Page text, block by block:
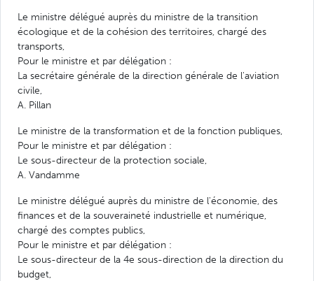
Le ministre délégué auprès du ministre de la transition
écologique et de la cohésion des territoires, chargé des
transports,
Pour le ministre et par délégation :
La secrétaire générale de la direction générale de l'aviation
civile,
A. Pillan
Le ministre de la transformation et de la fonction publiques,
Pour le ministre et par délégation :
Le sous-directeur de la protection sociale,
A. Vandamme
Le ministre délégué auprès du ministre de l'économie, des
finances et de la souveraineté industrielle et numérique,
chargé des comptes publics,
Pour le ministre et par délégation :
Le sous-directeur de la 4e sous-direction de la direction du
budget,